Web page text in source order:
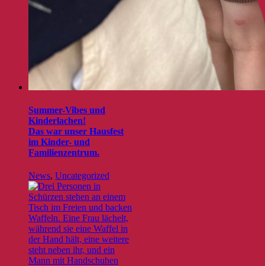
Summer-Vibes und
Kinderlachen!
Das war unser Hausfest
im Kinder- und
Familienzentrum.
News, Uncategorized